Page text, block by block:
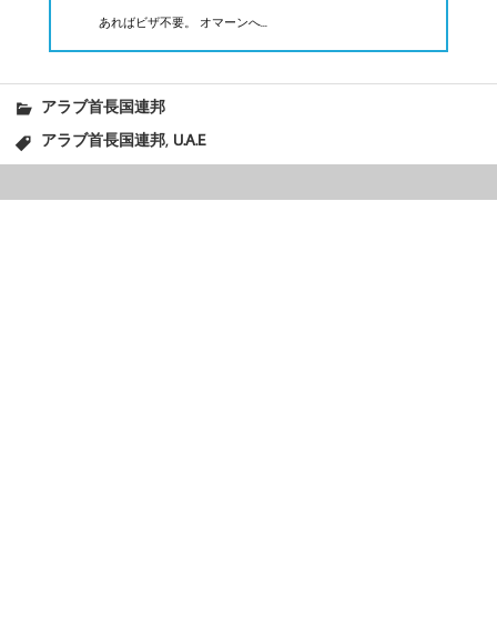
あればビザ不要。 オマーンへ...
アラブ首長国連邦
アラブ首長国連邦, U.A.E